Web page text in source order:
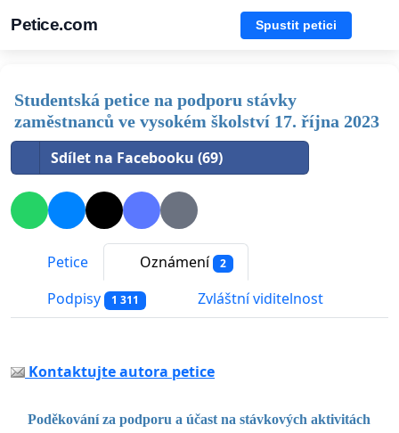
Petice.com Spustit petici
Studentská petice na podporu stávky
zaměstnanců ve vysokém školství 17. října 2023
Sdílet na Facebooku (69)
Petice Oznámení 2
Podpisy 1 311 Zvláštní viditelnost
Kontaktujte autora petice
Poděkování za podporu a účast na stávkových aktivitách